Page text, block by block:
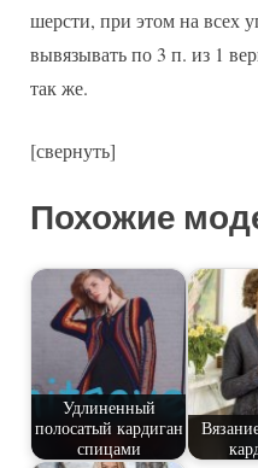
шерсти, при этом на всех
вывязывать по 3 п. из 1
так же.
[свернуть]
Похожие
Удлиненный
полосатый кардиган
спицами